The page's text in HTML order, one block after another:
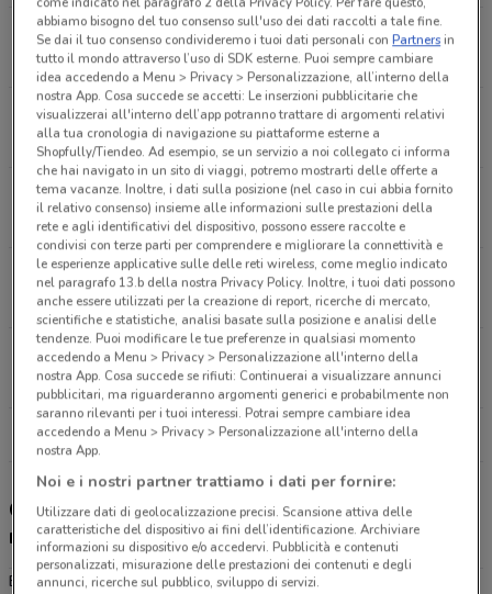
Via Villanova Snc Viterbo
4.1 km
APERTO
Via Circonvallazione Ovest, 25/27 Viterbo
4.4 km
APERTO
Via Degli Etruschi Viterbo
4.7 km
APERTO
Via Asinello, 10/B Celleno
11.8 km
APERTO
Via San Michele, 44/46/48 Vetralla
14.1 km
APERTO
Tutti i negozi Eurospin
Gli sconti del nuovo volantino Eurospin e i
negozi
Eurospin è presente in vari punti della città: lo trovi in Via Villanova
abbiamo bisogno del tuo consenso sull'uso dei dati raccolti a tale fine.
Se dai il tuo consenso condivideremo i tuoi dati personali conPartnersin
tutto il mondo attraverso l’uso di SDK esterne. Puoi sempre cambiare
idea accedendo a Menu > Privacy > Personalizzazione, all’interno della
nostra App. Cosa succede se accetti: Le inserzioni pubblicitarie che
visualizzerai all'interno dell’app potranno trattare di argomenti relativi
alla tua cronologia di navigazione su piattaforme esterne a
Shopfully/Tiendeo. Ad esempio, se un servizio a noi collegato ci informa
che hai navigato in un sito di viaggi, potremo mostrarti delle offerte a
tema vacanze. Inoltre, i dati sulla posizione (nel caso in cui abbia fornito
il relativo consenso) insieme alle informazioni sulle prestazioni della
rete e agli identificativi del dispositivo, possono essere raccolte e
condivisi con terze parti per comprendere e migliorare la connettività e
le esperienze applicative sulle delle reti wireless, come meglio indicato
nel paragrafo 13.b della nostra Privacy Policy. Inoltre, i tuoi dati possono
anche essere utilizzati per la creazione di report, ricerche di mercato,
scientifiche e statistiche, analisi basate sulla posizione e analisi delle
tendenze. Puoi modificare le tue preferenze in qualsiasi momento
accedendo a Menu > Privacy > Personalizzazione all'interno della
nostra App. Cosa succede se rifiuti: Continuerai a visualizzare annunci
pubblicitari, ma riguarderanno argomenti generici e probabilmente non
saranno rilevanti per i tuoi interessi. Potrai sempre cambiare idea
accedendo a Menu > Privacy > Personalizzazione all'interno della
nostra App.
Noi e i nostri partner trattiamo i dati per fornire:
Utilizzare dati di geolocalizzazione precisi. Scansione attiva delle
caratteristiche del dispositivo ai fini dell’identificazione. Archiviare
informazioni su dispositivo e/o accedervi. Pubblicità e contenuti
personalizzati, misurazione delle prestazioni dei contenuti e degli
annunci, ricerche sul pubblico, sviluppo di servizi.